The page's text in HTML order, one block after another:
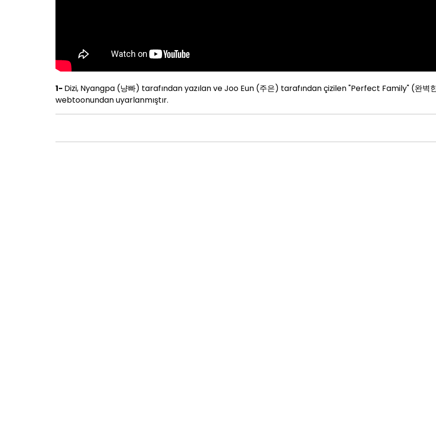
1- Dizi, Nyangpa (냥빠) tarafından yazılan ve Joo Eun (주은) tarafından çizilen "Perfect Family" (완벽
webtoonundan uyarlanmıştır.